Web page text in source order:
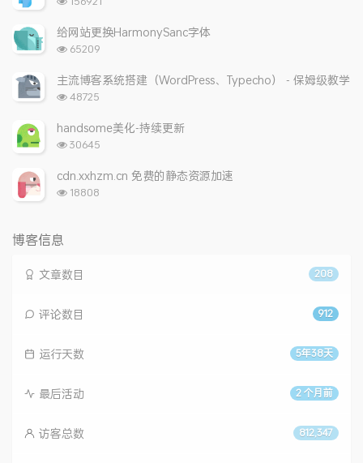
次
数:
给网站更换HarmonySanc字体
浏
次
数:
65209
主流博客系统搭建（WordPress、Typecho） - 保姆级教学
浏
次
数:
48725
handsome美化-持续更新
浏
次
数:
30645
cdn.xxhzm.cn 免费的静态资源加速
浏
18808
博客信息
208
文章数目
912
评论数目
5年38天
运行天数
2 个月前
最后活动
812,347
访客总数